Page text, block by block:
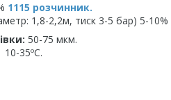
1115 розчинник.
1,8-2,2м, тиск 3-5 бар) 5-10%
50-75 мкм.
10-35ºC.